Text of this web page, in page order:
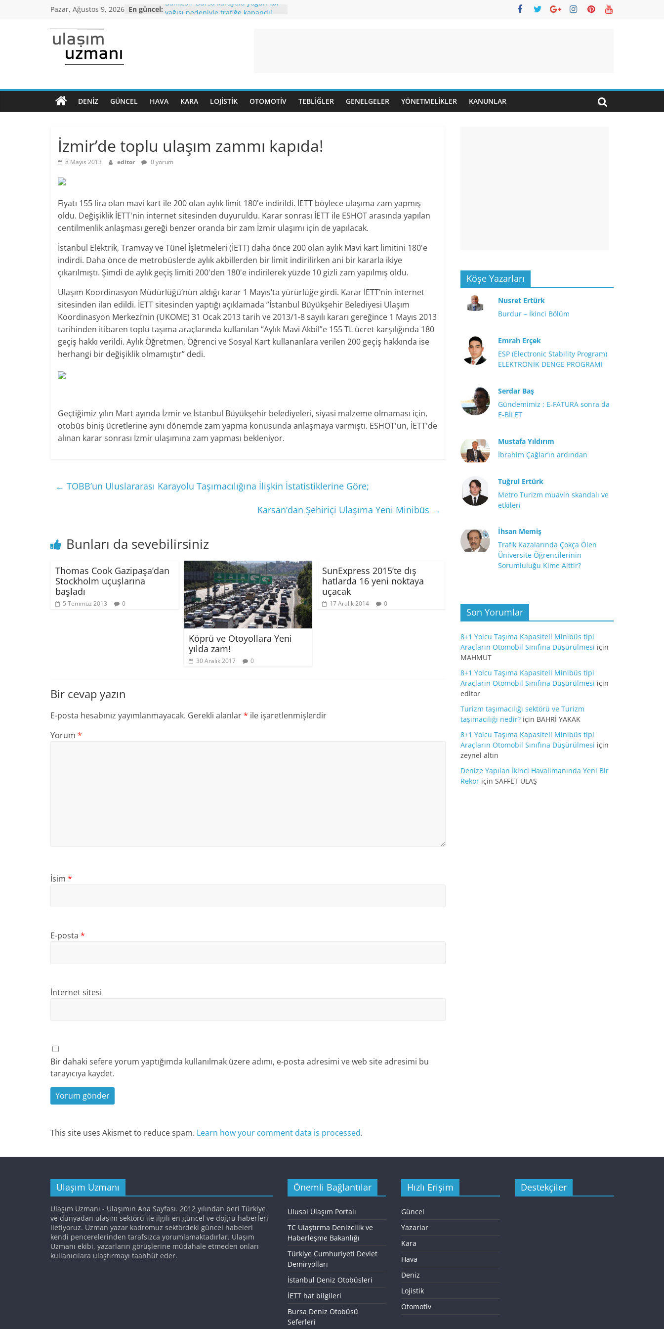
Pazar, Ağustos 9, 2026 En güncel: Balıkesir-Bursa karayolu yoğun kar
Koronavirüs ile Mücadelede Yeni
Dönem Normaleşme süreci
kriterleri açıklandı.
Ulaşım
Uzmanı
UlaşımınDENIZ GÜNCEL HAVA KARA LOJISTIK OTOMOTIV TEBLIĞLER GENELGELER YÖNETMELIKLER KANUNLAR
İzmir’de toplu ulaşım zammı kapıda!
8 Mayıs 2013 editor 0 yorum
Fiyatı 155 lira olan mavi kart ile 200 olan aylık limit 180'e indirildi. İETT böylece ulaşıma zam yapmış
oldu. Değişiklik İETT'nin internet sitesinden duyuruldu. Karar sonrası İETT ile ESHOT arasında yapılan
centilmenlik anlaşması gereği benzer oranda bir zam İzmir ulaşımı için de yapılacak.
İstanbul Elektrik, Tramvay ve Tünel İşletmeleri (İETT) daha önce 200 olan aylık Mavi kart limitini 180'e
indirdi. Daha önce de metrobüslerde aylık akbillerden bir limit indirilirken ani bir kararla ikiye
çıkarılmıştı. Şimdi de aylık geçiş limiti 200'den 180'e indirilerek yüzde 10 gizli zam yapılmış oldu.
Ulaşım Koordinasyon Müdürlüğü’nün aldığı karar 1 Mayıs’ta yürürlüğe girdi. Karar İETT’nin internet
sitesinden ilan edildi. İETT sitesinden yaptığı açıklamada ”İstanbul Büyükşehir Belediyesi Ulaşım
Koordinasyon Merkezi’nin (UKOME) 31 Ocak 2013 tarih ve 2013/1-8 sayılı kararı gereğince 1 Mayıs 2013
tarihinden itibaren toplu taşıma araçlarında kullanılan “Aylık Mavi Akbil”e 155 TL ücret karşılığında 180
geçiş hakkı verildi. Aylık Öğretmen, Öğrenci ve Sosyal Kart kullananlara verilen 200 geçiş hakkında ise
herhangi bir değişiklik olmamıştır” dedi.
Geçtiğimiz yılın Mart ayında İzmir ve İstanbul Büyükşehir belediyeleri, siyasi malzeme olmaması için,
otobüs biniş ücretlerine aynı dönemde zam yapma konusunda anlaşmaya varmıştı. ESHOT'un, İETT'de
alınan karar sonrası İzmir ulaşımına zam yapması bekleniyor.
← TOBB’un Uluslararası Karayolu Taşımacılığına İlişkin İstatistiklerine Göre;
Karsan’dan Şehiriçi Ulaşıma Yeni Minibüs →
Bunları da sevebilirsiniz
Thomas Cook Gazipaşa’dan
Stockholm uçuşlarına
başladı
5 Temmuz 2013 0
Köprü ve Otoyollara Yeni
yılda zam!
30 Aralık 2017 0
SunExpress 2015’te dış
hatlarda 16 yeni noktaya
uçacak
17 Aralık 2014 0
Bir cevap yazın
E-posta hesabınız yayımlanmayacak. Gerekli alanlar* ile işaretlenmişlerdir
Yorum *
İsim *
E-posta *
İnternet sitesi
Bir dahaki sefere yorum yaptığımda kullanılmak üzere adımı, e-posta adresimi ve web site adresimi bu
tarayıcıya kaydet.
This site uses Akismet to reduce spam. Learn how your comment data is processed.
Köşe Yazarları
Nusret Ertürk
Burdur – İkinci Bölüm
Emrah Erçek
ESP (Electronic Stability Program)
ELEKTRONİK DENGE PROGRAMI
Serdar Baş
Gündemimiz ; E-FATURA sonra da
E-BİLET
Mustafa Yıldırım
İbrahim Çağlar’ın ardından
Tuğrul Ertürk
Metro Turizm muavin skandalı ve
etkileri
İhsan Memiş
Trafik Kazalarında Çokça Ölen
Üniversite Öğrencilerinin
Sorumluluğu Kime Aittir?
Son Yorumlar
8+1 Yolcu Taşıma Kapasiteli Minibüs tipi
Araçların Otomobil Sınıfına Düşürülmesi için
MAHMUT
8+1 Yolcu Taşıma Kapasiteli Minibüs tipi
Araçların Otomobil Sınıfına Düşürülmesi için
editor
Turizm taşımacılığı sektörü ve Turizm
taşımacılığı nedir? için BAHRİ YAKAK
8+1 Yolcu Taşıma Kapasiteli Minibüs tipi
Araçların Otomobil Sınıfına Düşürülmesi için
zeynel altın
Denize Yapılan İkinci Havalimanında Yeni Bir
Rekor için SAFFET ULAŞ
Ulaşım Uzmanı
Ulaşım Uzmanı - Ulaşımın Ana Sayfası. 2012 yılından beri Türkiye
ve dünyadan ulaşım sektörü ile ilgili en güncel ve doğru haberleri
iletiyoruz. Uzman yazar kadromuz sektördeki güncel habeleri
kendi pencerelerinden tarafsızca yorumlamaktadırlar. Ulaşım
Uzmanı ekibi, yazarların görüşlerine müdahale etmeden onları
kullanıcılara ulaştırmayı taahhüt eder.
Önemli Bağlantılar
Ulusal Ulaşım Portalı
TC Ulaştırma Denizcilik ve
Haberleşme Bakanlığı
Türkiye Cumhuriyeti Devlet
Demiryolları
İstanbul Deniz Otobüsleri
İETT hat bilgileri
Bursa Deniz Otobüsü
Seferleri
Hızlı Erişim
Güncel
Yazarlar
Kara
Hava
Deniz
Lojistik
Otomotiv
Destekçiler